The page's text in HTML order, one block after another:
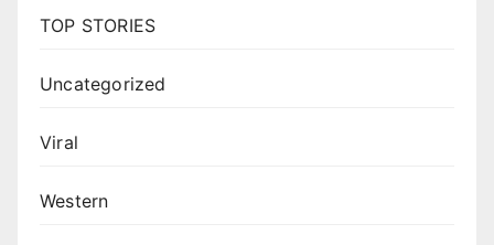
TOP STORIES
Uncategorized
Viral
Western